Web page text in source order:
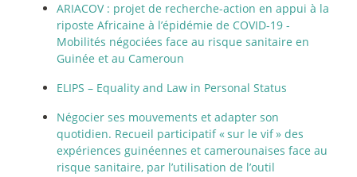
ARIACOV : projet de recherche-action en appui à la
riposte Africaine à l’épidémie de COVID-19 -
Mobilités négociées face au risque sanitaire en
Guinée et au Cameroun
ELIPS – Equality and Law in Personal Status
Négocier ses mouvements et adapter son
quotidien. Recueil participatif «sur le vif» des
expériences guinéennes et camerounaises face au
risque sanitaire, par l’utilisation de l’outil